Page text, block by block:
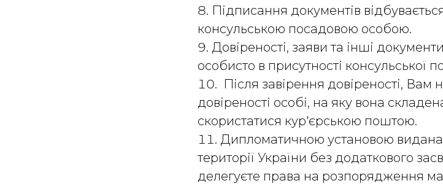
Підписання документів
консульською посадовою особою.
Довіреності, заяви та інші
особисто в присутності консульської
Після завірення довіреності, Вам
довіреності особі, на яку вона
скористатися кур'єрською поштою.
Дипломатичною установою видана
території України без додаткового
делегуєте права на розпорядження